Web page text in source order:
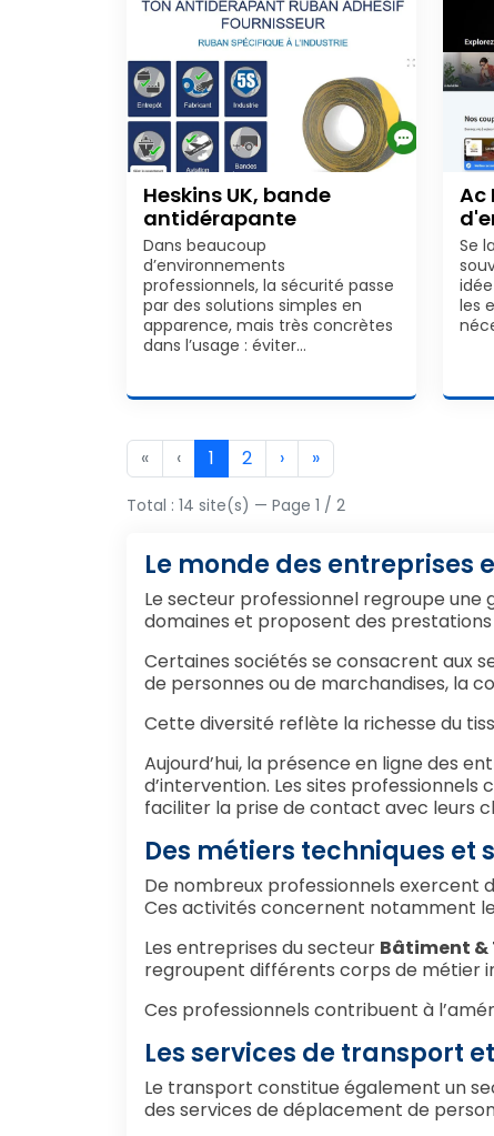
Heskins UK, bande
antidérapante
Dans beaucoup
d’environnements
professionnels, la sécurité passe
par des solutions simples en
apparence, mais très concrètes
dans l’usage : éviter…
Ac
Se
les
« ‹ 1 2 › »
Total : 14 site(s) — Page 1 / 2
Le monde des entreprises
Le secteur professionnel regroupe
domaines et proposent des
Certaines sociétés se consacrent aux
de personnes ou de marchandises, la
Cette diversité reflète la richesse du
Aujourd’hui, la présence en ligne des
d’intervention. Les sites
faciliter la prise de contact avec leurs
Des métiers techniques et
De nombreux professionnels exercent
Ces activités concernent notamment
Les entreprises du secteur Bâtiment &
regroupent différents corps de métier
Ces professionnels contribuent à
Les services de transport
Le transport constitue également un
des services de déplacement de